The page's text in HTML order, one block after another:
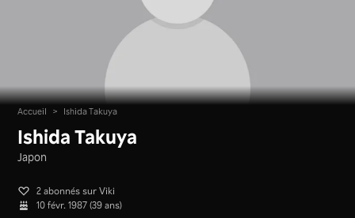
Accueil > Ishida Takuya
Ishida Takuya
Japon
2 abonnés sur Viki
10 févr. 1987 (39 ans)